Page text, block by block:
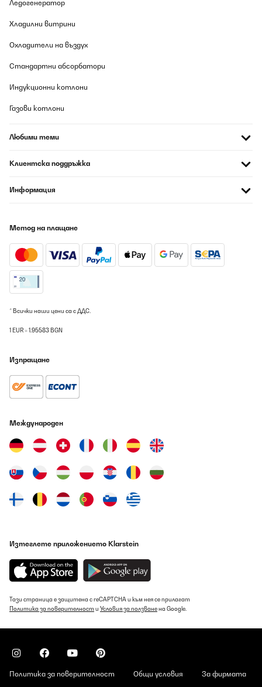
Ледогенератор
Хладилни витрини
Охладители на въздух
Стандартни абсорбатори
Индукционни котлони
Газови котлони
Любими теми
Клиентска поддръжка
Информация
Метод на плащане
* Всички наши цени са с ДДС.
1 EUR = 1.95583 BGN
Изпращане
Международен
Изтеглете приложението Klarstein
Тази страница е защитена с reCAPTCHA и към нея се прилагат
Политика за поверителност и Условия за ползванена Google.
Политика за поверителност Общи условия За фирмата